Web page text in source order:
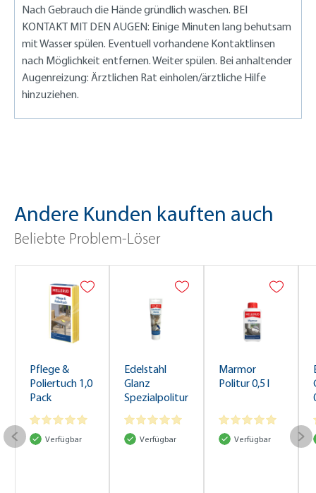
Nach Gebrauch die Hände gründlich waschen. BEI
KONTAKT MIT DEN AUGEN: Einige Minuten lang behutsam
mit Wasser spülen. Eventuell vorhandene Kontaktlinsen
nach Möglichkeit entfernen. Weiter spülen. Bei anhaltender
Augenreizung: Ärztlichen Rat einholen/ärztliche Hilfe
hinzuziehen.
Andere Kunden kauften auch
Beliebte Problem-Löser
Pflege &
Poliertuch 1,0
Pack
Verfügbar
Edelstahl
Glanz
Spezialpolitur
Verfügbar
Marmor
Politur 0,5 l
Verfügbar